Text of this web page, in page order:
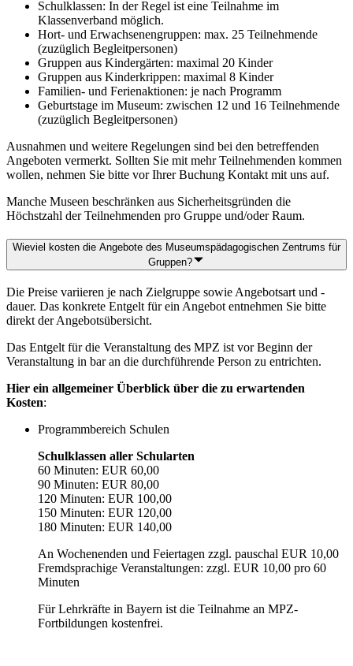
Schulklassen: In der Regel ist eine Teilnahme im
Klassenverband möglich.
Hort- und Erwachsenengruppen: max. 25 Teilnehmende
(zuzüglich Begleitpersonen)
Gruppen aus Kindergärten: maximal 20 Kinder
Gruppen aus Kinderkrippen: maximal 8 Kinder
Familien- und Ferienaktionen: je nach Programm
Geburtstage im Museum: zwischen 12 und 16 Teilnehmende
(zuzüglich Begleitpersonen)
Ausnahmen und weitere Regelungen sind bei den betreffenden
Angeboten vermerkt. Sollten Sie mit mehr Teilnehmenden kommen
wollen, nehmen Sie bitte vor Ihrer Buchung Kontakt mit uns auf.
Manche Museen beschränken aus Sicherheitsgründen die
Höchstzahl der Teilnehmenden pro Gruppe und/oder Raum.
Wieviel kosten die Angebote des Museumspädagogischen Zentrums für
Gruppen?
Die Preise variieren je nach Zielgruppe sowie Angebotsart und -
dauer. Das konkrete Entgelt für ein Angebot entnehmen Sie bitte
direkt der Angebotsübersicht.
Das Entgelt für die Veranstaltung des MPZ ist vor Beginn der
Veranstaltung in bar an die durchführende Person zu entrichten.
Hier ein allgemeiner Überblick über die zu erwartenden
Kosten:
Programmbereich Schulen
Schulklassen aller Schularten
60 Minuten: EUR 60,00
90 Minuten: EUR 80,00
120 Minuten: EUR 100,00
150 Minuten: EUR 120,00
180 Minuten: EUR 140,00
An Wochenenden und Feiertagen zzgl. pauschal EUR 10,00
Fremdsprachige Veranstaltungen: zzgl. EUR 10,00 pro 60
Minuten
Für Lehrkräfte in Bayern ist die Teilnahme an MPZ-
Fortbildungen kostenfrei.